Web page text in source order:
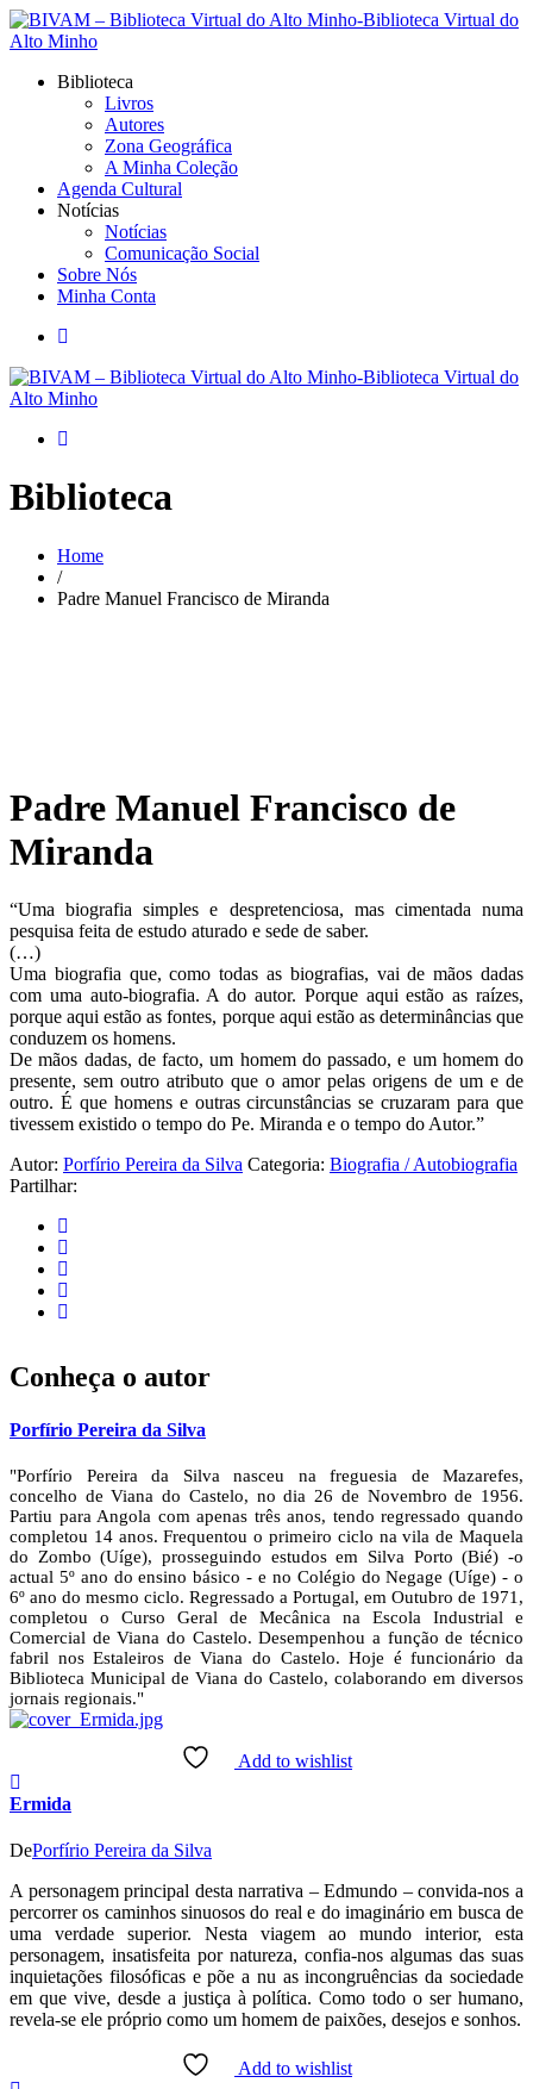
Biblioteca
Livros
Autores
Zona Geográfica
A Minha Coleção
Agenda Cultural
Notícias
Notícias
Comunicação Social
Sobre Nós
Minha Conta
Biblioteca
Home
/
Padre Manuel Francisco de Miranda
Padre Manuel Francisco de
Miranda
“Uma biografia simples e despretenciosa, mas cimentada numa
pesquisa feita de estudo aturado e sede de saber.
(…)
Uma biografia que, como todas as biografias, vai de mãos dadas
com uma auto-biografia. A do autor. Porque aqui estão as raízes,
porque aqui estão as fontes, porque aqui estão as determinâncias que
conduzem os homens.
De mãos dadas, de facto, um homem do passado, e um homem do
presente, sem outro atributo que o amor pelas origens de um e de
outro. É que homens e outras circunstâncias se cruzaram para que
tivessem existido o tempo do Pe. Miranda e o tempo do Autor.”
Autor: Porfírio Pereira da Silva Categoria: Biografia / Autobiografia
Partilhar:
Conheça o autor
Porfírio Pereira da Silva
"Porfírio Pereira da Silva nasceu na freguesia de Mazarefes,
concelho de Viana do Castelo, no dia 26 de Novembro de 1956.
Partiu para Angola com apenas três anos, tendo regressado quando
completou 14 anos. Frequentou o primeiro ciclo na vila de Maquela
do Zombo (Uíge), prosseguindo estudos em Silva Porto (Bié) -o
actual 5º ano do ensino básico - e no Colégio do Negage (Uíge) - o
6º ano do mesmo ciclo. Regressado a Portugal, em Outubro de 1971,
completou o Curso Geral de Mecânica na Escola Industrial e
Comercial de Viana do Castelo. Desempenhou a função de técnico
fabril nos Estaleiros de Viana do Castelo. Hoje é funcionário da
Biblioteca Municipal de Viana do Castelo, colaborando em diversos
jornais regionais."
Add to wishlist
Ermida
DePorfírio Pereira da Silva
A personagem principal desta narrativa – Edmundo – convida-nos a
percorrer os caminhos sinuosos do real e do imaginário em busca de
uma verdade superior. Nesta viagem ao mundo interior, esta
personagem, insatisfeita por natureza, confia-nos algumas das suas
inquietações filosóficas e põe a nu as incongruências da sociedade
em que vive, desde a justiça à política. Como todo o ser humano,
revela-se ele próprio como um homem de paixões, desejos e sonhos.
Add to wishlist